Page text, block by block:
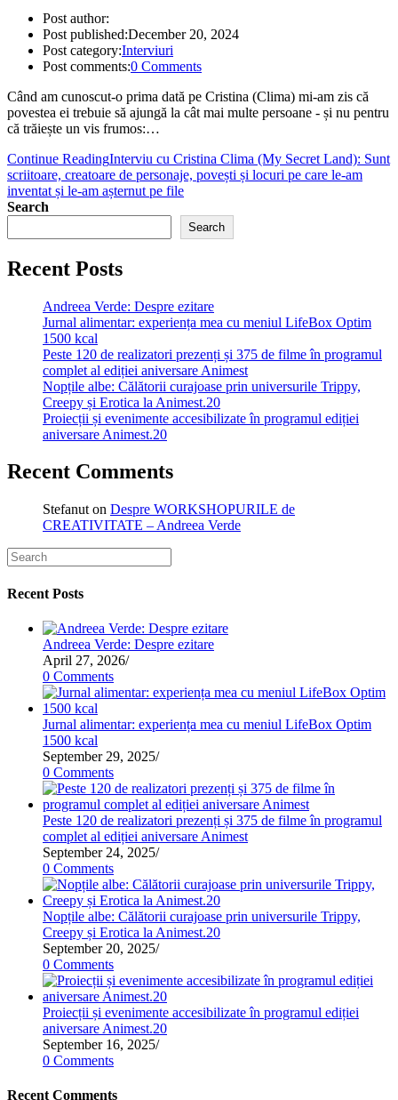
Post author:
Post published:December 20, 2024
Post category:Interviuri
Post comments:0 Comments
Când am cunoscut-o prima dată pe Cristina (Clima) mi-am zis că
povestea ei trebuie să ajungă la cât mai multe persoane - și nu pentru
că trăiește un vis frumos:…
Continue ReadingInterviu cu Cristina Clima (My Secret Land): Sunt
scriitoare, creatoare de personaje, povești și locuri pe care le-am
inventat și le-am așternut pe file
Search
Search
Recent Posts
Andreea Verde: Despre ezitare
Jurnal alimentar: experiența mea cu meniul LifeBox Optim
1500 kcal
Peste 120 de realizatori prezenți și 375 de filme în programul
complet al ediției aniversare Animest
Nopțile albe: Călătorii curajoase prin universurile Trippy,
Creepy și Erotica la Animest.20
Proiecții și evenimente accesibilizate în programul ediției
aniversare Animest.20
Recent Comments
Stefanut on Despre WORKSHOPURILE de
CREATIVITATE – Andreea Verde
Recent Posts
Andreea Verde: Despre ezitare
April 27, 2026/
0 Comments
Jurnal alimentar: experiența mea cu meniul LifeBox Optim
1500 kcal
September 29, 2025/
0 Comments
Peste 120 de realizatori prezenți și 375 de filme în programul
complet al ediției aniversare Animest
September 24, 2025/
0 Comments
Nopțile albe: Călătorii curajoase prin universurile Trippy,
Creepy și Erotica la Animest.20
September 20, 2025/
0 Comments
Proiecții și evenimente accesibilizate în programul ediției
aniversare Animest.20
September 16, 2025/
0 Comments
Recent Comments